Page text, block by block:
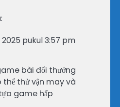
pukul 3:57 pm
bài đổi thưởng
thể thử vận may và
game hấp